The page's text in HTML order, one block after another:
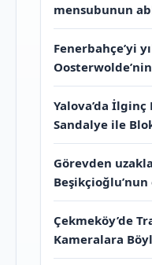
mensubunun
Fenerbahçe’yi
Yalova’da
Sandalye ile
Görevden
Çekmeköy’de
Kameralara